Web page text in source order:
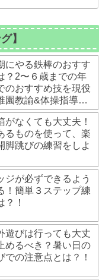
】
にやる鉄棒のおすす
？2〜６歳までの年
のおすすめ技を現役
園教諭&体操指導者
！
がなくても大丈夫！
るものを使って、楽
脚跳びの練習をしよ
ジが必ずできるよう
！簡単３ステップ練
？！
遊びは行っても大丈
めるべき？暑い日の
での注意点とは？！